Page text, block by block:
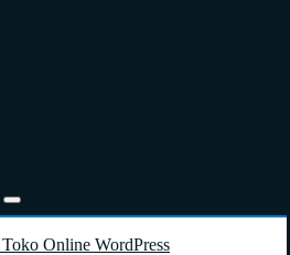
Online WordPress